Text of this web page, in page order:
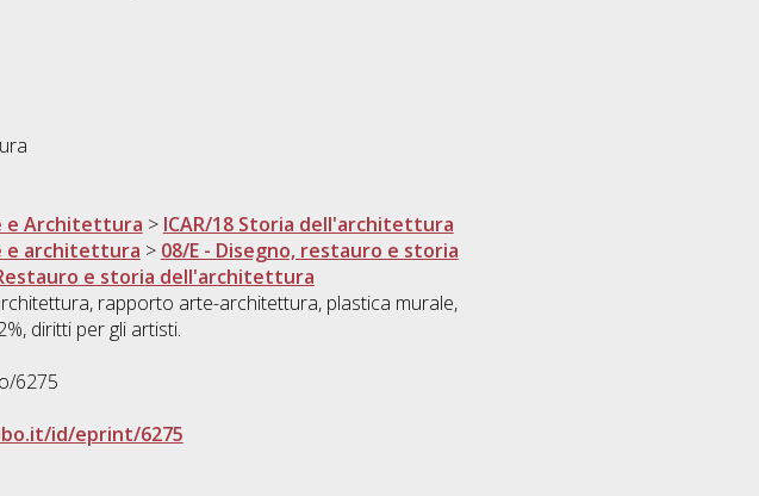
e Architettura > ICAR/18 Storia dell'architettura
e architettura > 08/E - Disegno, restauro e storia
e storia dell'architettura
rapporto arte-architettura, plastica murale,
diritti per gli artisti.
6275
id/eprint/6275